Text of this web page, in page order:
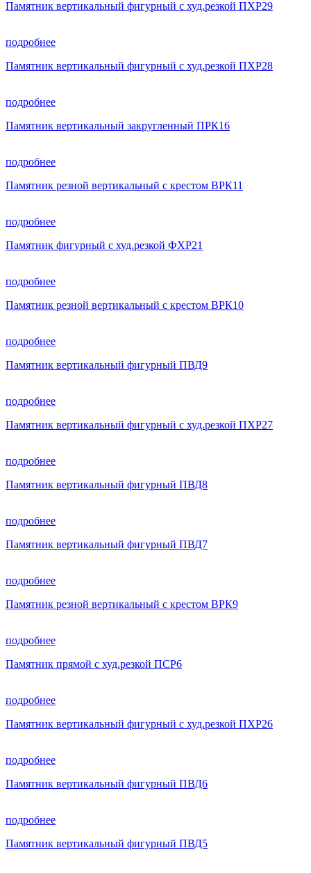
Памятник вертикальный фигурный с худ.резкой ПХР29
подробнее
Памятник вертикальный фигурный с худ.резкой ПХР28
подробнее
Памятник вертикальный закругленный ПРК16
подробнее
Памятник резной вертикальный с крестом ВРК11
подробнее
Памятник фигурный с худ.резкой ФХР21
подробнее
Памятник резной вертикальный с крестом ВРК10
подробнее
Памятник вертикальный фигурный ПВД9
подробнее
Памятник вертикальный фигурный с худ.резкой ПХР27
подробнее
Памятник вертикальный фигурный ПВД8
подробнее
Памятник вертикальный фигурный ПВД7
подробнее
Памятник резной вертикальный с крестом ВРК9
подробнее
Памятник прямой с худ.резкой ПСР6
подробнее
Памятник вертикальный фигурный с худ.резкой ПХР26
подробнее
Памятник вертикальный фигурный ПВД6
подробнее
Памятник вертикальный фигурный ПВД5